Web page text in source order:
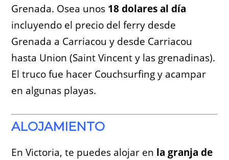
Grenada. Osea unos 18 dolares al día
incluyendo el precio del ferry desde
Grenada a Carriacou y desde Carriacou
hasta Union (Saint Vincent y las grenadinas).
El truco fue hacer Couchsurfing y acampar
en algunas playas.
ALOJAMIENTO
En Victoria, te puedes alojar en la granja de